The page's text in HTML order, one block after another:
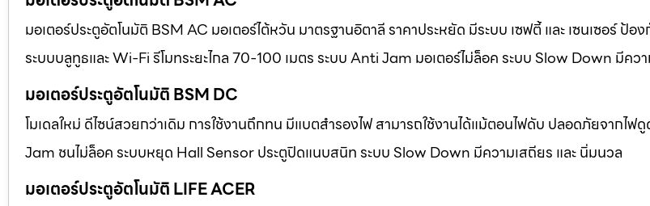
มอเตอร์ประตูอัตโนมัติ BSM AC มอเตอร์ไต้หวัน มาตรฐานอิตาลี ราคาประหยัด มีระบบ เซฟตี้ และ เซนเซอร์ ป้อ
ระบบบลูทูธและ Wi-Fi รีโมทระยะไกล 70-100 เมตร ระบบ Anti Jam มอเตอร์ไม่ล็อค ระบบ Slow Down มีคว
มอเตอร์ประตูอัตโนมัติ BSM DC
โมเดลใหม่ ดีไซน์สวยกว่าเดิม การใช้งานถึกทน มีแบตสำรองไฟ สามารถใช้งานได้แม้ตอนไฟดับ ปลอดภัยจากไฟ
Jam ชนไม่ล็อค ระบบหยุด Hall Sensor ประตูปิดแนบสนิท ระบบ Slow Down มีความเสถียร และ นิ่มนวล
มอเตอร์ประตูอัตโนมัติ LIFE ACER